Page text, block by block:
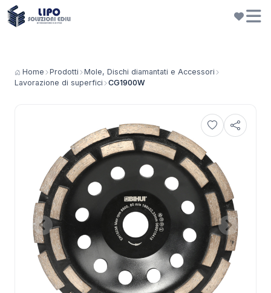
Home Prodotti
Mole, Dischi diamantati e Accessori
Lavorazione di superfici
CG1900W